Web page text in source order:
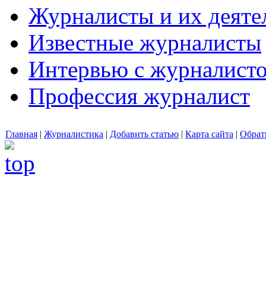
Журналисты и их
Известные журналисты
Интервью с
Профессия журналист
Главная | Журналистика | Добавить статью | Карта сайта |